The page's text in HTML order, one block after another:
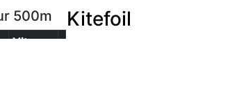
500m
Vitesse
Kitefoil